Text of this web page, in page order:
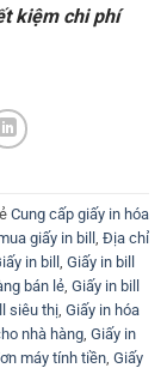
kiệm chi phí
Cung cấp giấy in hóa
giấy in bill, Địa chỉ
in bill Giấy in bill
bán lẻ Giấy in bill
siêu thị, Giấy in hóa
nhà hàng Giấy in
máy tính tiền, Giấy